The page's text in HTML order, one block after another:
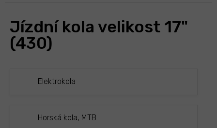
Jízdní kola velikost 17"
(430)
Elektrokola
Horská kola, MTB